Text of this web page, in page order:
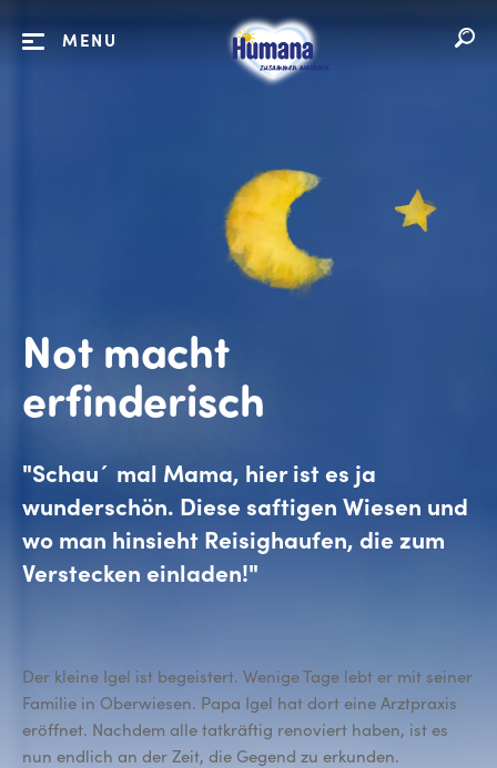
MENU
Not macht
erfinderisch
"Schau´ mal Mama, hier ist es ja
wunderschön. Diese saftigen Wiesen und
wo man hinsieht Reisighaufen, die zum
Verstecken einladen!"
Der kleine Igel ist begeistert. Wenige Tage lebt er mit seiner
Familie in Oberwiesen. Papa Igel hat dort eine Arztpraxis
eröffnet. Nachdem alle tatkräftig renoviert haben, ist es
nun endlich an der Zeit, die Gegend zu erkunden.